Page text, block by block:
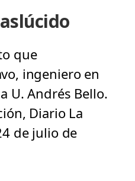
que
ingeniero en
U. Andrés Bello.
Diario La
de julio de